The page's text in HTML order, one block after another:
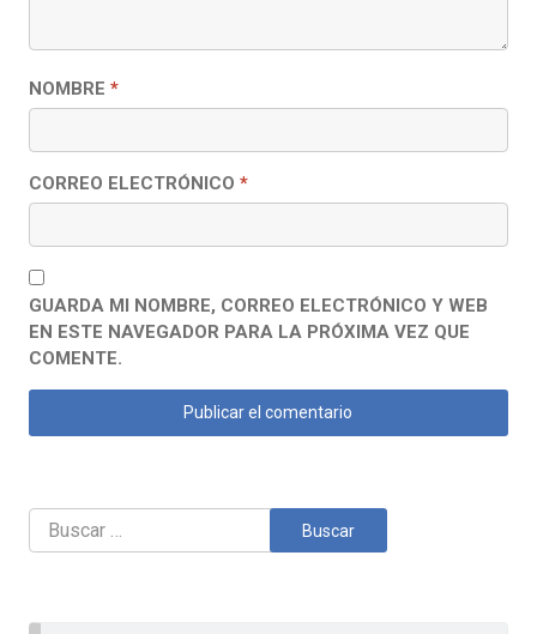
NOMBRE *
CORREO ELECTRÓNICO *
GUARDA MI NOMBRE, CORREO ELECTRÓNICO Y WEB
EN ESTE NAVEGADOR PARA LA PRÓXIMA VEZ QUE
COMENTE.
Buscar: